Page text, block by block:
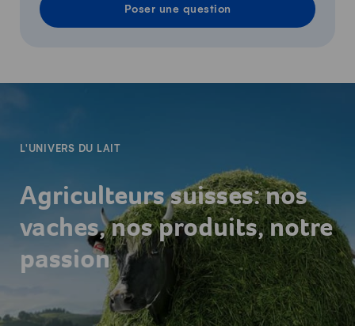
Poser une question
L'UNIVERS DU LAIT
Agriculteurs suisses: nos
vaches, nos produits, notre
passion